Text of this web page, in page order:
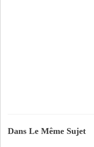
Dans Le Même Sujet